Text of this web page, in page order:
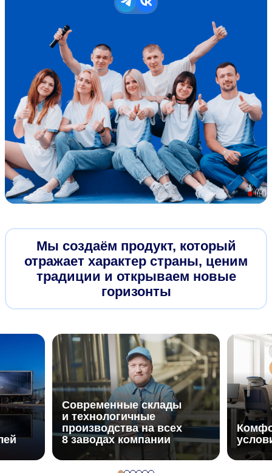
Перейти в телеграм
Перейти в группу ВКонтакте
О Нас
Мы создаём продукт, который
отражает характер страны, ценим
традиции и открываем новые
горизонты
Наши достижения
Современные склады
и технологичные
производства на всех
8 заводах компании